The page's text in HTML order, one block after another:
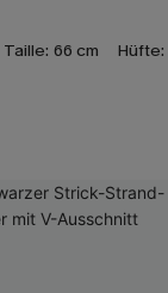
Taille: 66 cm Hüfte: